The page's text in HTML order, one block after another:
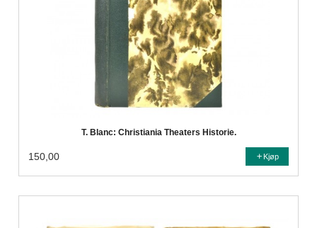
T. Blanc: Christiania Theaters Historie.
150,00 Kjøp